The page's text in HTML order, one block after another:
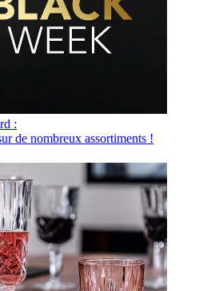
:
de nombreux assortiments !